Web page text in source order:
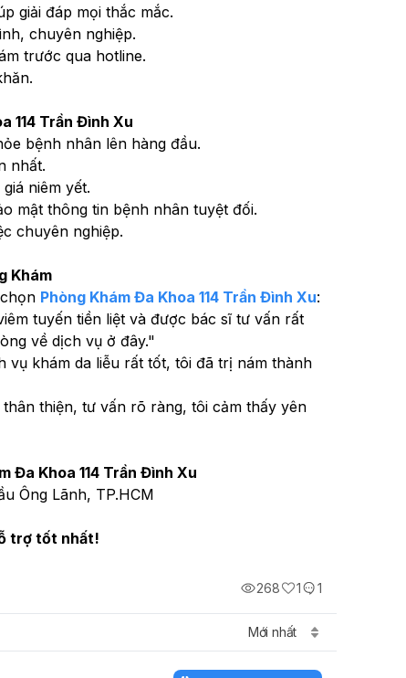
giải đáp mọi thắc mắc.
chuyên nghiệp.
trước qua hotline.
114 Trần Đình Xu
bệnh nhân lên hàng đầu.
nhất.
niêm yết.
mật thông tin bệnh nhân tuyệt đối.
chuyên nghiệp.
Khám
Phòng Khám Đa Khoa 114 Trần Đình Xu:
tuyến tiền liệt và được bác sĩ tư vấn rất
về dịch vụ ở đây."
vụ khám da liễu rất tốt, tôi đã trị nám thành
thân thiện, tư vấn rõ ràng, tôi cảm thấy yên
Đa Khoa 114 Trần Đình Xu
Ông Lãnh, TP.HCM
trợ tốt nhất!
268 1 1
Mới nhất